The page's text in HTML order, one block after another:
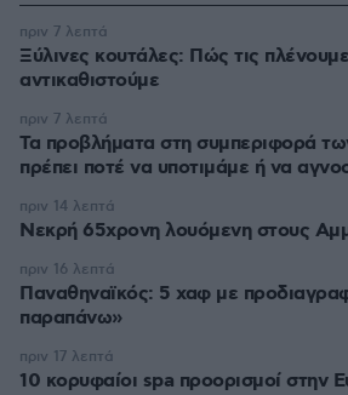
Ξύλινες κουτάλες: Πώς τις
αντικαθιστούμε
πριν 7 λεπτά
Τα προβλήματα στη συμπεριφορά
πρέπει ποτέ να υποτιμάμε ή να
πριν 7 λεπτά
Νεκρή 65χρονη λουόμενη στους
πριν 14 λεπτά
Παναθηναϊκός: 5 χαφ με
παραπάνω»
πριν 16 λεπτά
10 κορυφαίοι spa προορισμοί στην
πριν 17 λεπτά